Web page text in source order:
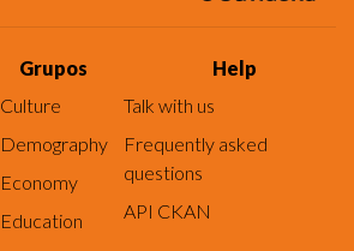
Grupos
Culture
Demography
Economy
Education
Help
Talk with us
Frequently asked
questions
API CKAN